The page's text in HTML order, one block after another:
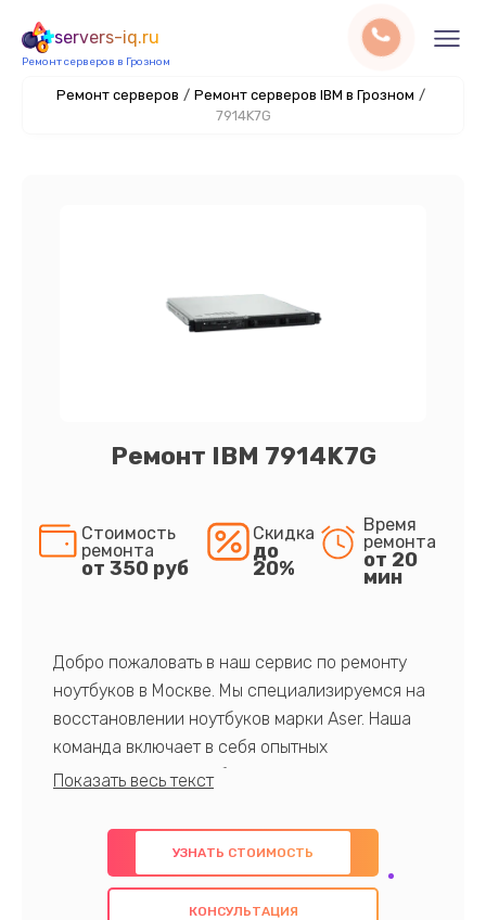
servers-iq.ru
Ремонт серверов в Грозном
Ремонт серверов / Ремонт серверов IBM в Грозном /
7914K7G
Ремонт IBM 7914K7G
Стоимость
ремонта
от 350 руб
Скидка
до
20%
Время
ремонта
от 20
мин
Добро пожаловать в наш сервис по ремонту
ноутбуков в Москве. Мы специализируемся на
восстановлении ноутбуков марки Aser. Наша
команда включает в себя опытных
профессионалов с обширными знаниями и
предлагаем быстрый и качественный ремонт с
использованием оригинальных компонентов, а
также гарантируем качество всех
УЗНАТЬ СТОИМОСТЬ
КОНСУЛЬТАЦИЯ